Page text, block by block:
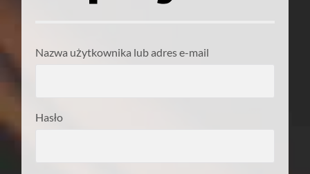
Nazwa użytkownika lub adres e-mail
Hasło